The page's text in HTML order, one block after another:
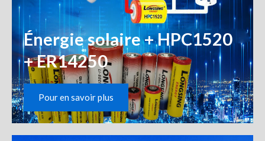
Énergie solaire + HPC1520
+ ER14250
Pour en savoir plus